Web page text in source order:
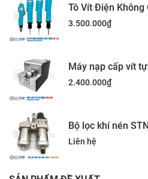
Tô Vít Điện Không
3.500.000₫
Máy nạp cấp vít
2.400.000₫
Bộ lọc khí nén
Liên hệ